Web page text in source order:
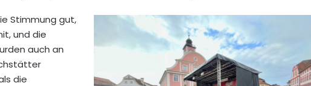
Stimmung gut,
und die
auch an
die